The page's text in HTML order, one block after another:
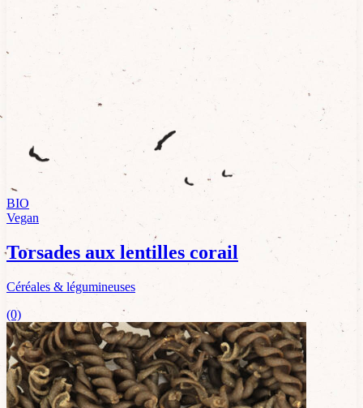
BIO
Vegan
Torsades aux lentilles corail
Céréales & légumineuses
(0)